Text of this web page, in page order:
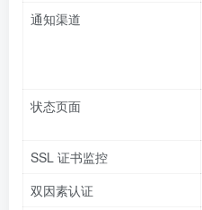
通知渠道
状态页面
SSL 证书监控
双因素认证